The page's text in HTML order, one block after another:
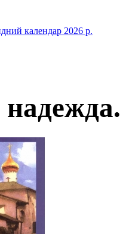
календар 2026 р.